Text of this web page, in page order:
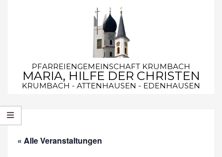
PFARREIENGEMEINSCHAFT KRUMBACH
MARIA, HILFE DER CHRISTEN
KRUMBACH - ATTENHAUSEN - EDENHAUSEN
Secondary
Navigation
« Alle Veranstaltungen